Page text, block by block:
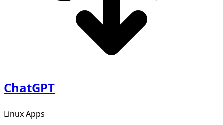
ChatGPT
Linux Apps